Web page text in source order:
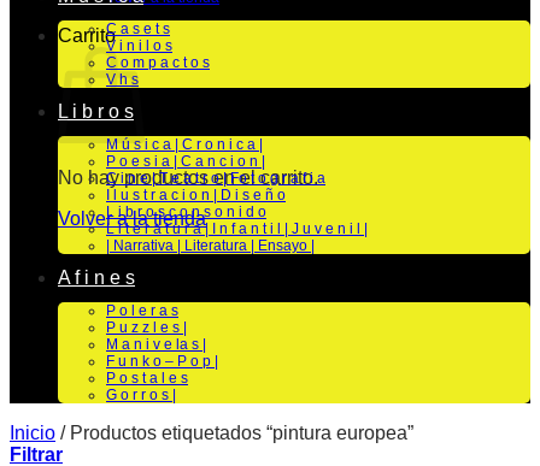
Carrito
No hay productos en el carrito.
Volver a la tienda
C a s e t s
V i n i l o s
C o m p a c t o s
V h s
L i b r o s
M ú s i c a | C r o n i c a |
P o e s i a | C a n c i o n |
C i n e | T e a t r o | Fo t o g r a f i a
I l u s t r a c i o n | D i s e ñ o
L i b r o s c o n s o n i d o
L i t e r a t u r a | I n f a n t i l | J u v e n i l |
| Narrativa | Literatura | Ensayo |
A f i n e s
P o l e r a s
P u z z l e s |
M a n i v e la s |
F u n k o – P o p |
P o s t a l e s
G o r r o s |
Inicio /Productos etiquetados “pintura europea”
Filtrar